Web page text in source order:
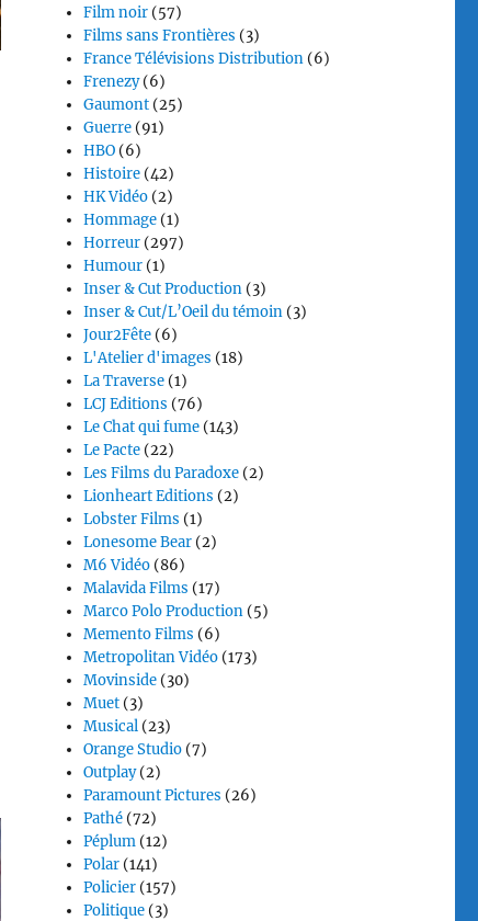
Film noir (57)
Films sans Frontières (3)
France Télévisions Distribution (6)
Frenezy(6)
Gaumont (25)
Guerre (91)
HBO (6)
Histoire (42)
HK Vidéo (2)
Hommage (1)
Horreur (297)
Humour (1)
Inser & Cut Production (3)
Inser & Cut/L’Oeil du témoin (3)
Jour2Fête (6)
L'Atelier d'images (18)
La Traverse (1)
LCJ Editions (76)
Le Chat qui fume (143)
Le Pacte (22)
Les Films du Paradoxe (2)
Lionheart Editions (2)
Lobster Films (1)
Lonesome Bear (2)
M6 Vidéo (86)
Malavida Films (17)
Marco Polo Production (5)
Memento Films (6)
Metropolitan Vidéo (173)
Movinside (30)
Muet (3)
Musical (23)
Orange Studio (7)
Outplay(2)
Paramount Pictures (26)
Pathé (72)
Péplum (12)
Polar (141)
Policier (157)
Politique (3)